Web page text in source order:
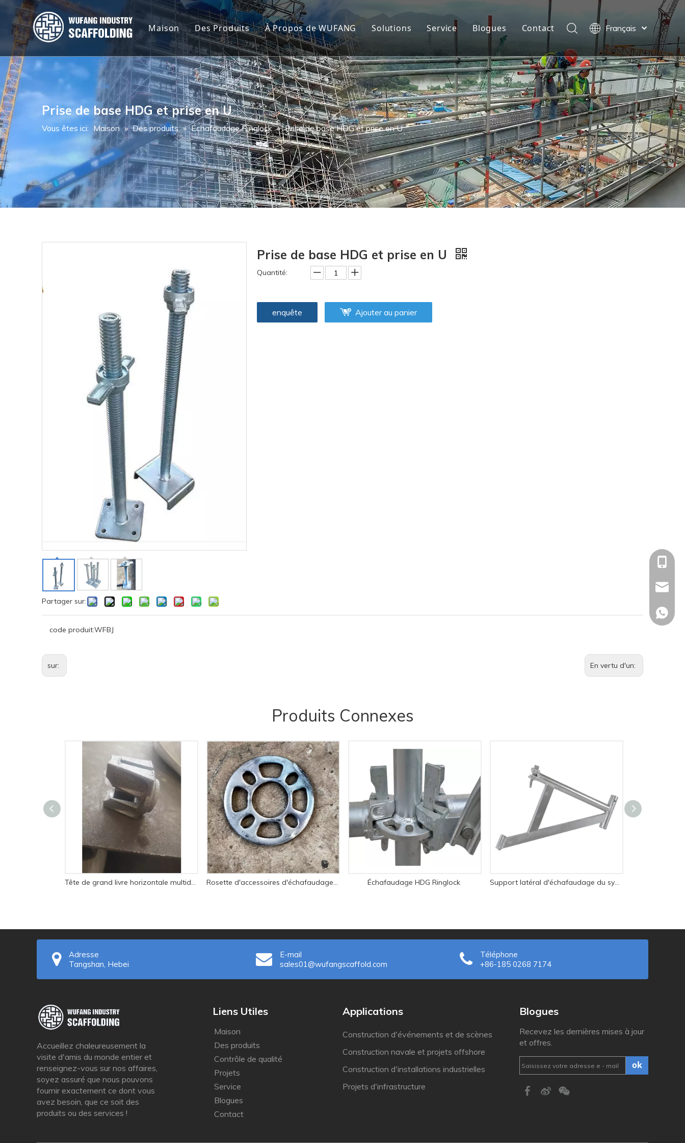
Maison Des Produits
Échafaudage Ringlock
Échafaudage à cadre
Échafaudage Cuplock
Tuyau et coupleur d'échafaudage
Étai réglable en acier
Planche de marche pour échafaudage
Échelle d'échafaudage
Coffrage et accessoires
À Propos de WUFANG
Contrôle de qualité
Vidéo
FAQ
Solutions
Applications
Service Blogues Contact
Français
العربية
Español
Português
ไทย
English
Prise de base HDG et prise en U
Vous êtes ici: Maison » Des produits » Échafaudage Ringlock » Prise de base HDG et prise en U
Partager sur:
Prise de base HDG et prise en U
Quantité:
enquête Ajouter au panier
code produit:WFBJ
sur: En vertu d'un:
Produits Connexes
Tête de grand livre horizontale multidirectionnelle d'échafaudage de serrure d'anneau de prix bon marché d'Andamio Rosette d'accessoires d'échafaudage Ringlock en acier de vente chaude Échafaudage HDG Ringlock Support latéral d'échafaudage du système Ringlock
+86-
Émilie :
Adresse
Tangshan, Hebei
E-mail
sales01@wufangscaffold.com
Téléphone
+86-185 0268 7174
Accueillez chaleureusement la
visite d'amis du monde entier et
renseignez-vous sur nos affaires,
soyez assuré que nous pouvons
fournir exactement ce dont vous
avez besoin, que ce soit des
produits ou des services !
Liens Utiles​​​​​​​
Maison
Des produits
Contrôle de qualité
Projets
Service
Blogues
Contact
Applications
Construction d'événements et de scènes
Construction navale et projets offshore
Construction d'installations industrielles
Projets d'infrastructure
Blogues
Recevez les dernières mises à jour
et offres.
ok